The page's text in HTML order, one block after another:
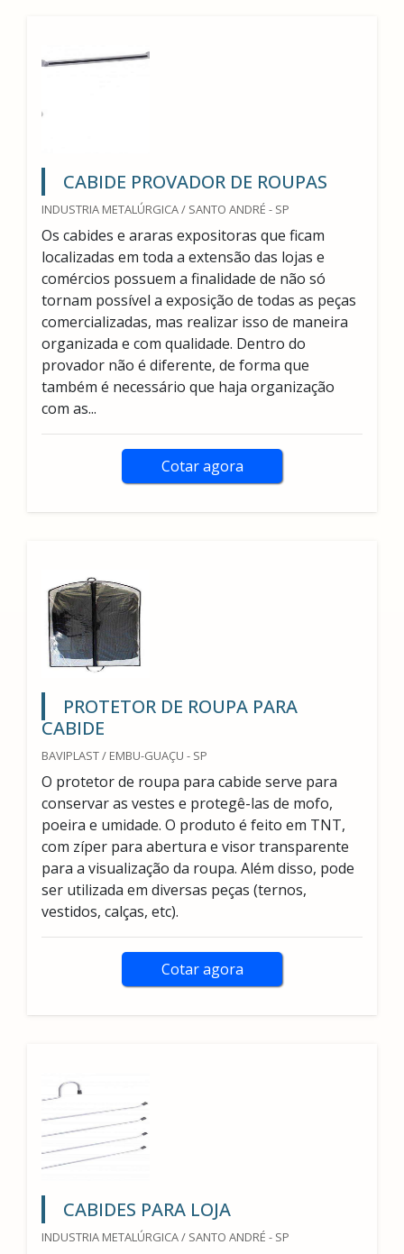
CABIDE PROVADOR DE ROUPAS
INDUSTRIA METALÚRGICA / SANTO ANDRÉ - SP
Os cabides e araras expositoras que ficam
localizadas em toda a extensão das lojas e
comércios possuem a finalidade de não só
tornam possível a exposição de todas as peças
comercializadas, mas realizar isso de maneira
organizada e com qualidade. Dentro do
provador não é diferente, de forma que
também é necessário que haja organização
com as...
Cotar agora
PROTETOR DE ROUPA PARA
CABIDE
BAVIPLAST / EMBU-GUAÇU - SP
O protetor de roupa para cabide serve para
conservar as vestes e protegê-las de mofo,
poeira e umidade. O produto é feito em TNT,
com zíper para abertura e visor transparente
para a visualização da roupa. Além disso, pode
ser utilizada em diversas peças (ternos,
vestidos, calças, etc).
Cotar agora
CABIDES PARA LOJA
INDUSTRIA METALÚRGICA / SANTO ANDRÉ - SP